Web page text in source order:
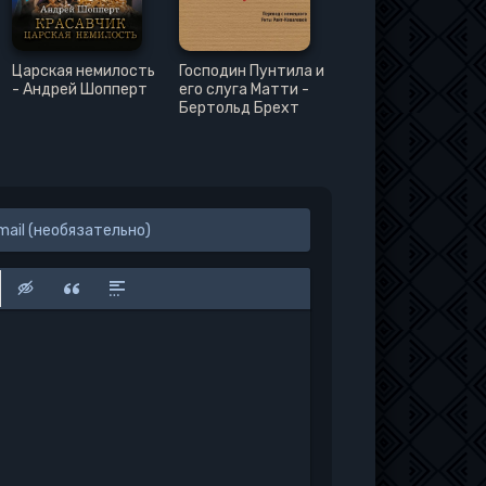
Царская немилость
- Андрей Шопперт
Господин Пунтила и
его слуга Матти -
Бертольд Брехт